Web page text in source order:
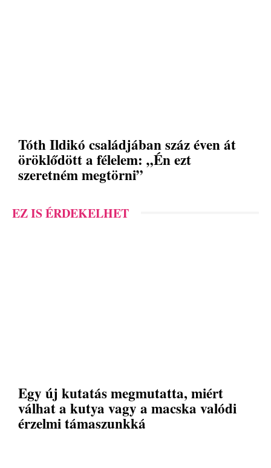
Tóth Ildikó családjában száz éven át
öröklődött a félelem: „Én ezt
szeretném megtörni”
EZ IS ÉRDEKELHET
Egy új kutatás megmutatta, miért
válhat a kutya vagy a macska valódi
érzelmi támaszunkká